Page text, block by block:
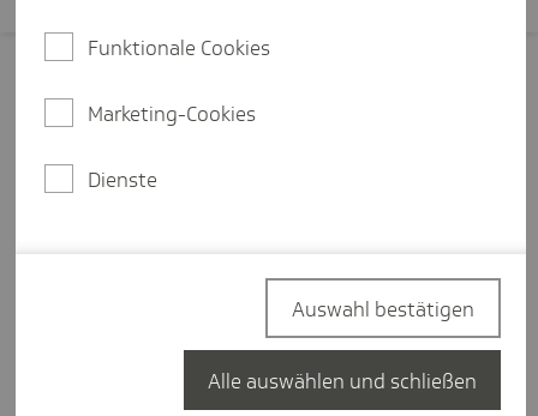
Funktionale Cookies
Marketing-Cookies
Dienste
Auswahl bestätigen
Alle auswählen und schließen